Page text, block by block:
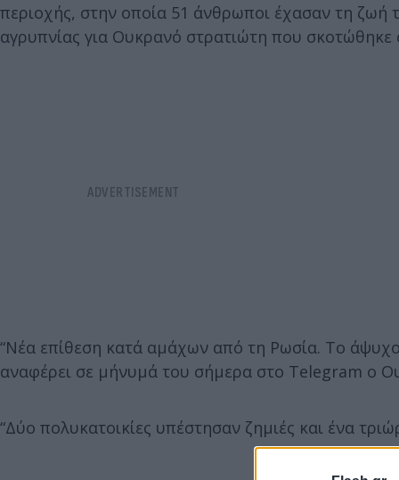
περιοχής, στην οποία 51 άνθρωποι έχασαν τη
αγρυπνίας για Ουκρανό στρατιώτη που σκοτώθηκε
“Νέα επίθεση κατά αμάχων από τη Ρωσία. Το
αναφέρει σε μήνυμά του σήμερα στο Telegram ο
“Δύο πολυκατοικίες υπέστησαν ζημιές και ένα